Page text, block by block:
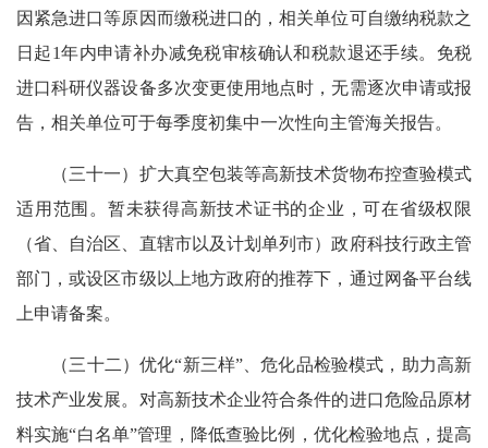
因紧急进口等原因而缴税进口的，相关单位可自缴纳税款之
日起1年内申请补办减免税审核确认和税款退还手续。免税
进口科研仪器设备多次变更使用地点时，无需逐次申请或报
告，相关单位可于每季度初集中一次性向主管海关报告。
（三十一）扩大真空包装等高新技术货物布控查验模式
适用范围。暂未获得高新技术证书的企业，可在省级权限
（省、自治区、直辖市以及计划单列市）政府科技行政主管
部门，或设区市级以上地方政府的推荐下，通过网备平台线
上申请备案。
（三十二）优化“新三样”、危化品检验模式，助力高新
技术产业发展。对高新技术企业符合条件的进口危险品原材
料实施“白名单”管理，降低查验比例，优化检验地点，提高